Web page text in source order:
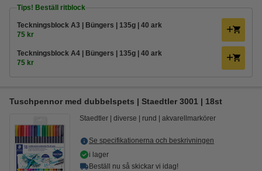
Tips! Beställ ritblock
Teckningsblock A3 | Büngers | 135g | 40 ark
75 kr
Teckningsblock A4 | Büngers | 135g | 40 ark
75 kr
Tuschpennor med dubbelspets | Staedtler 3001 | 18st
Staedtler diverse rund akvarellmarkörer
Se specifikationerna och beskrivningen
i lager
Beställ nu så skickar vi idag!